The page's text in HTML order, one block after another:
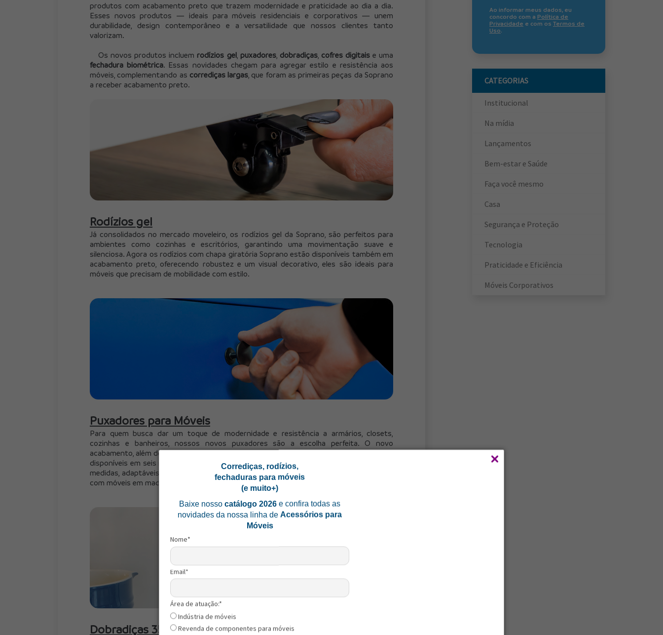
Corrediças, rodízios,
fechaduras para móveis
(e muito+)
Baixe nossocatálogo 2026e confira todas as
novidades da nossa linha deAcessórios para
Móveis
Nome*
Email*
Área de atuação:*
Indústria de móveis
Revenda de componentes para móveis
produtos com acabamento preto que trazem modernidade e praticidade ao dia a dia.
Esses novos produtos — ideais para móveis residenciais e corporativos — unem
durabilidade, design contemporâneo e a versatilidade que nossos clientes tanto
valorizam.
	Os novos produtos incluem
rodízios gel, puxadores, dobradiças, cofres digitais
fechadura biométrica. Essas novidades chegam para agregar estilo e resistência aos
móveis, complementando as corrediças largas, que foram as primeiras peças da Soprano
a receber acabamento preto.
Rodízios gel
Já consolidados no mercado moveleiro, os rodízios gel da Soprano, são perfeitos para
ambientes como cozinhas e escritórios, garantindo uma movimentação suave e
silenciosa. Agora os rodízios com chapa giratória Soprano estão disponíveis também em
acabamento preto, oferecendo robustez e um visual decorativo, eles são ideais para
móveis que precisam de mobilidade com estilo.
Puxadores para Móveis
Para quem busca dar um toque de modernidade e resistência a armários, closets,
cozinhas e banheiros, nossos novos puxadores são a escolha perfeita. O novo
acabamento, além do design elegante, conta com resistência elevada à oxidação, e estão
disponíveis em seis modelos:
Brassi, Dísia, Mossi, Nilla e
medidas, adaptáveis a diversos estilos, criando um contraste sofisticado, especialmente
com móveis em madeira e superfícies claras.
Dobradiças 35mm Ônix
Ao informar meus dados, eu
concordo com a Política de
Privacidade e com os Termos de
Uso.
CATEGORIAS
Institucional
Na mídia
Lançamentos
Bem-estar e Saúde
Faça você mesmo
Casa
Segurança e Proteção
Tecnologia
Praticidade e Eficiência
Móveis Corporativos